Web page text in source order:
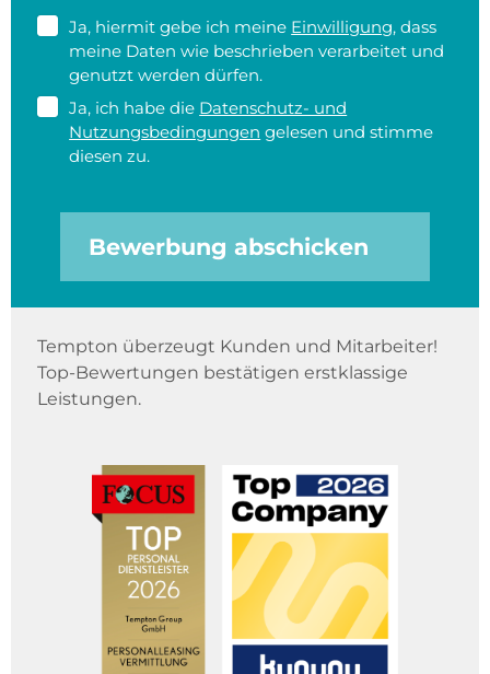
Ja, hiermit gebe ich meine Einwilligung, dass
meine Daten wie beschrieben verarbeitet und
genutzt werden dürfen.
Ja, ich habe die Datenschutz- und
Nutzungsbedingungen gelesen und stimme
diesen zu.
Bewerbung abschicken
Tempton überzeugt Kunden und Mitarbeiter!
Top-Bewertungen bestätigen erstklassige
Leistungen.